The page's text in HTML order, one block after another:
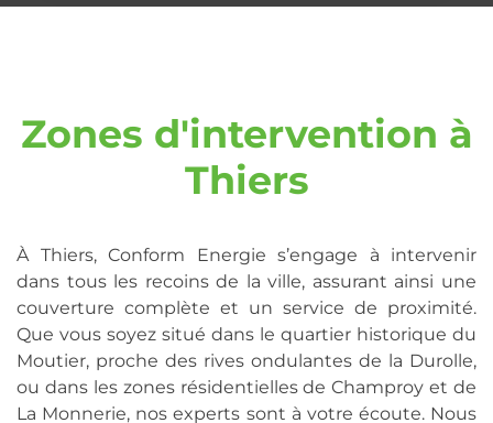
Zones d'intervention à
Thiers
À Thiers, Conform Energie s’engage à intervenir
dans tous les recoins de la ville, assurant ainsi une
couverture complète et un service de proximité.
Que vous soyez situé dans le quartier historique du
Moutier, proche des rives ondulantes de la Durolle,
ou dans les zones résidentielles de Champroy et de
La Monnerie, nos experts sont à votre écoute. Nous